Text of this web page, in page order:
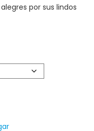
por sus lindos